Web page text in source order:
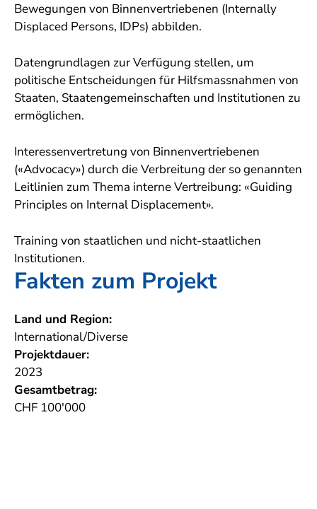
Bewegungen von Binnenvertriebenen (Internally
Displaced Persons, IDPs) abbilden.
Datengrundlagen zur Verfügung stellen, um
politische Entscheidungen für Hilfsmassnahmen von
Staaten, Staatengemeinschaften und Institutionen zu
ermöglichen.
Interessenvertretung von Binnenvertriebenen
(«Advocacy») durch die Verbreitung der so genannten
Leitlinien zum Thema interne Vertreibung: «Guiding
Principles on Internal Displacement».
Training von staatlichen und nicht-staatlichen
Institutionen.
Fakten zum Projekt
Land und Region:
International/Diverse
Projektdauer:
2023
Gesamtbetrag:
CHF 100'000